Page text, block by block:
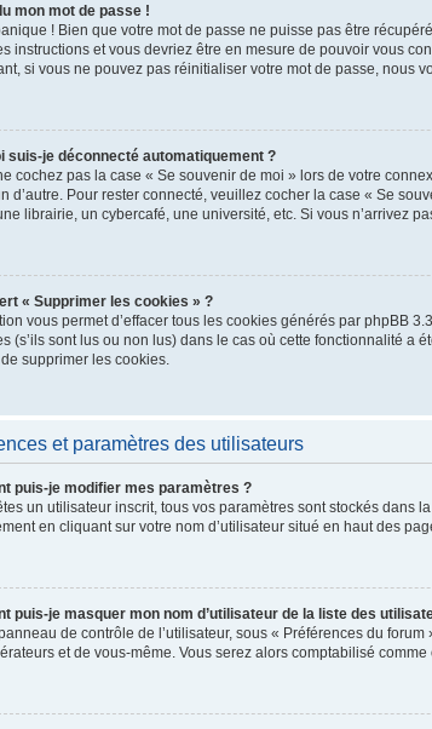
mon mot de passe !
! Bien que votre mot de passe ne puisse pas être
instructions et vous devriez être en mesure de pouvoir vous
si vous ne pouvez pas réinitialiser votre mot de passe, nous
suis-je déconnecté automatiquement ?
cochez pas la case « Se souvenir de moi » lors de votre
d’autre. Pour rester connecté, veuillez cocher la case « Se
librairie, un cybercafé, une université, etc. Si vous n’arrivez
« Supprimer les cookies » ?
vous permet d’effacer tous les cookies générés par phpBB
(s’ils sont lus ou non lus) dans le cas où cette fonctionnalité a
supprimer les cookies.
et paramètres des utilisateurs
puis-je modifier mes paramètres ?
un utilisateur inscrit, tous vos paramètres sont stockés dans
en cliquant sur votre nom d’utilisateur situé en haut des
puis-je masquer mon nom d’utilisateur de la liste des
de contrôle de l’utilisateur, sous « Préférences du
et de vous-même. Vous serez alors comptabilisé comme